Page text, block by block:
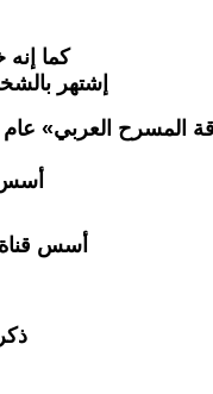
كما إنه
إشتهر
أسس
أسس قناة فنون التي